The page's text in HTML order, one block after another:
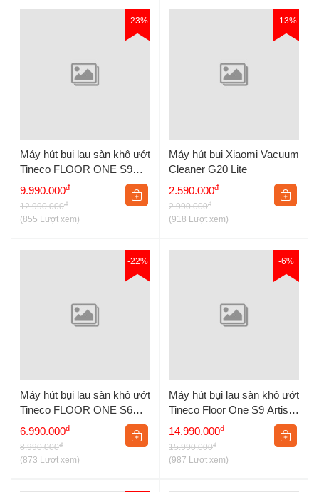
-23%
Máy hút bụi lau sàn khô ướt
Tineco FLOOR ONE S9
Artist Prime
9.990.000đ
12.990.000đ
(855 Lượt xem)
-13%
Máy hút bụi Xiaomi Vacuum
Cleaner G20 Lite
2.590.000đ
2.990.000đ
(918 Lượt xem)
-22%
Máy hút bụi lau sàn khô ướt
Tineco FLOOR ONE S6
Stretch Extreme
6.990.000đ
8.990.000đ
(873 Lượt xem)
-6%
Máy hút bụi lau sàn khô ướt
Tineco Floor One S9 Artist
Steam Pro
14.990.000đ
15.990.000đ
(987 Lượt xem)